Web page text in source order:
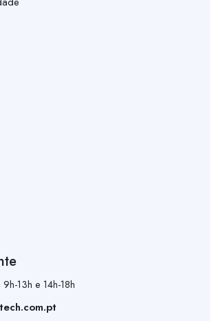
13h e 14h-18h